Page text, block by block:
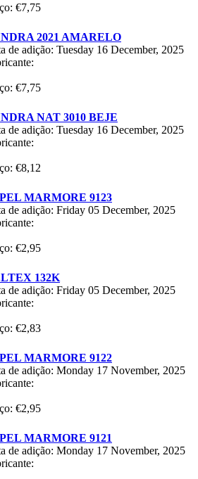
€7,75
2021 AMARELO
de adição: Tuesday 16 December, 2025
€7,75
NAT 3010 BEJE
de adição: Tuesday 16 December, 2025
€8,12
MARMORE 9123
de adição: Friday 05 December, 2025
€2,95
132K
de adição: Friday 05 December, 2025
€2,83
MARMORE 9122
de adição: Monday 17 November, 2025
€2,95
MARMORE 9121
de adição: Monday 17 November, 2025